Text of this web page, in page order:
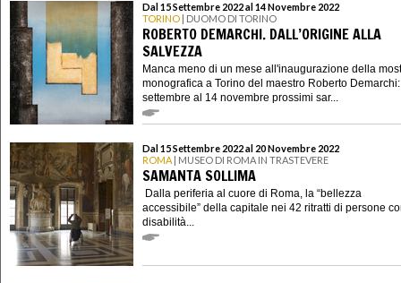
Dal 15 Settembre 2022 al 14 Novembre 2022
TORINO | DUOMO DI TORINO
ROBERTO DEMARCHI. DALL’ORIGINE ALLA
SALVEZZA
Manca meno di un mese all'inaugurazione della
monografica a Torino del maestro Roberto
settembre al 14 novembre prossimi sar...
Dal 15 Settembre 2022 al 20 Novembre 2022
ROMA | MUSEO DI ROMA IN TRASTEVERE
SAMANTA SOLLIMA
Dalla periferia al cuore di Roma, la “bellezza
accessibile” della capitale nei 42 ritratti di persone
disabilità...